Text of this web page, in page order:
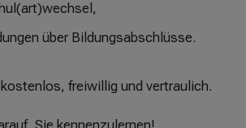
über Bildungsabschlüsse.
freiwillig und vertraulich.